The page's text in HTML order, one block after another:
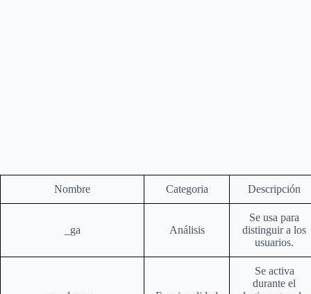
Nombre Categoria Descripción
_ga Análisis
Se usa para
distinguir a los
usuarios.
Se activa
durante el